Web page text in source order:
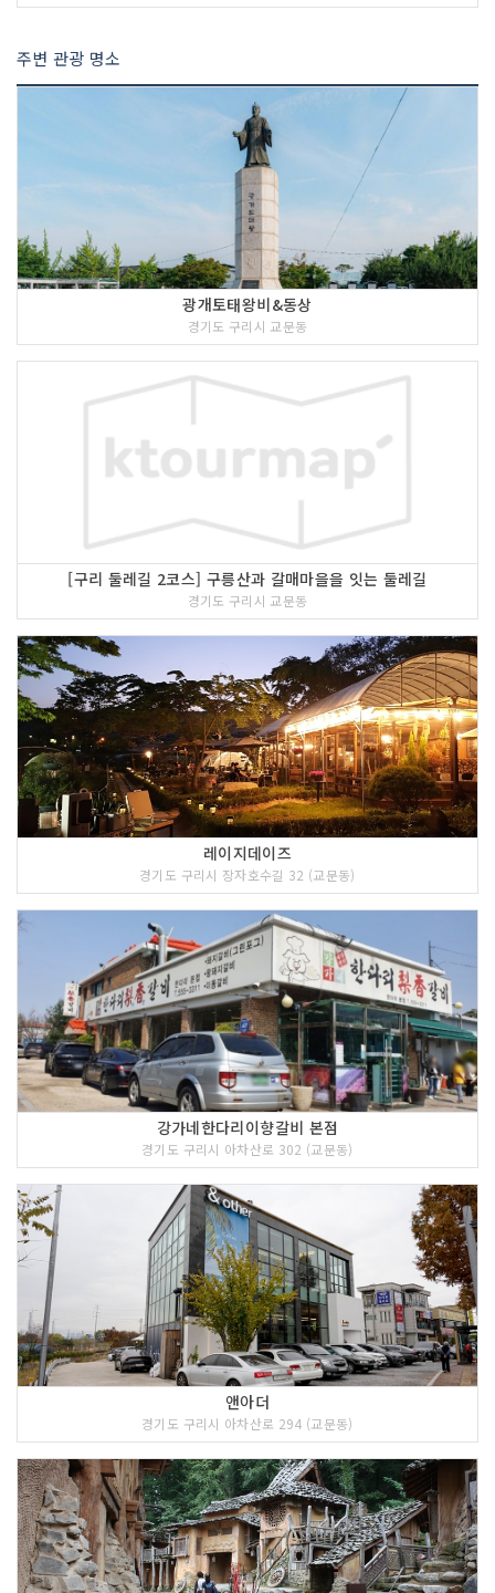
주변 관광 명소
광개토태왕비&동상
경기도 구리시 교문동
[구리 둘레길 2코스] 구릉산과 갈매마을을 잇는 둘레길
경기도 구리시 교문동
레이지데이즈
경기도 구리시 장자호수길 32 (교문동)
강가네한다리이향갈비 본점
경기도 구리시 아차산로 302 (교문동)
앤아더
경기도 구리시 아차산로 294 (교문동)